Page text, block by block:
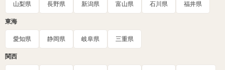
山梨県 長野県 新潟県 富山県 石川県 福井県
東海
愛知県 静岡県 岐阜県 三重県
関西